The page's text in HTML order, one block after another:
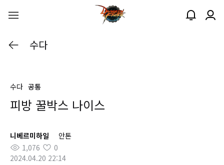
수다
수다 공통
피방 꿀박스 나이스
니베르미하일
안톤
1,076
0
2024.04.20 22:14